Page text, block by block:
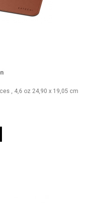
, 4,6 oz 24,90 x 19,05 cm